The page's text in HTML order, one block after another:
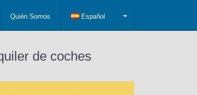
Quién Somos Español
de coches